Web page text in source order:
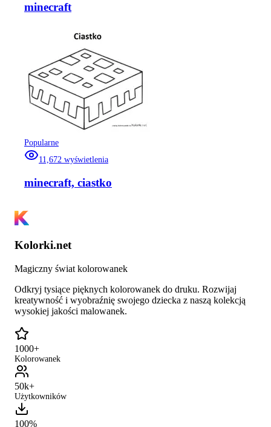
minecraft
Popularne
11,672 wyświetlenia
minecraft, ciastko
Kolorki.net
Magiczny świat kolorowanek
Odkryj tysiące pięknych kolorowanek do druku. Rozwijaj
kreatywność i wyobraźnię swojego dziecka z naszą kolekcją
wysokiej jakości malowanek.
1000+
Kolorowanek
50k+
Użytkowników
100%